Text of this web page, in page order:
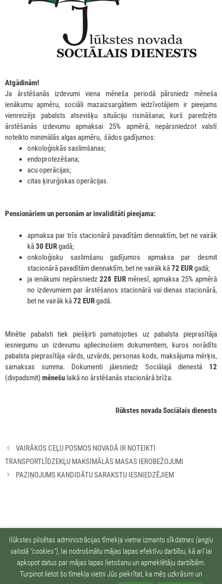
Atgādinām!
Ja ārstēšanās izdevumi viena mēneša periodā pārsniedz mēneša
ienākumu apmēru, sociāli mazaizsargātiem iedzīvotājiem ir pieejams
vienreizējs pabalsts atsevišķu situāciju risināšanai, kurš paredzēts
ārstēšanās izdevumu apmaksai 25% apmērā, nepārsniedzot valstī
noteikto minimālās algas apmēru, šādos gadījumos:
onkoloģiskās saslimšanas;
endoprotezēšana;
acu operācijas;
citas ķirurģiskas operācijas.
Pensionāriem un personām ar invaliditāti pieejama:
apmaksa par trīs stacionārā pavadītām diennaktīm, bet ne vairāk
kā30 EURgadā;
onkoloģisku saslimšanu gadījumos apmaksa par desmit
stacionārā pavadītām diennaktīm, bet ne vairāk kā72 EURgadā;
ja ienākumi nepārsniedz228 EURmēnesī, apmaksa 25% apmērā
no izdevumiem par ārstēšanos stacionārā vai dienas stacionārā,
bet ne vairāk kā72 EURgadā.
Minētie pabalsti tiek piešķirti pamatojoties uz pabalsta pieprasītāja
iesniegumu un izdevumu apliecinošiem dokumentiem, kuros norādīts
pabalsta pieprasītāja vārds, uzvārds, personas kods, maksājuma mērķis,
samaksas summa. Dokumenti jāiesniedz Sociālajā dienestā 12
(divpadsmit) mēnešu laikā no ārstēšanās stacionārā brīža.
Ilūkstes novada Sociālais dienests
Rakstu
navigācija
VAIRĀKOS CEĻU POSMOS NOVADĀ IR NOTEIKTI
TRANSPORTLĪDZEKĻU MAKSIMĀLĀS MASAS IEROBEŽOJUMI
PAZIŅOJUMS KANDIDĀTU SARAKSTU IESNIEDZĒJIEM
Ilūkstes pilsētas administrācijas tīmekļa vietne izmanto sīkdatnes (angļu
valodā “cookies“), lai nodrošinātu mājas lapas efektīvu darbību, kā arī lai
apkopot datus par mājas lapas lietošanu un apmeklētāju darbībām.
Turpinot lietot šo tīmekļa vietni Jūs piekrītat, ka mēs uzkrāsim un